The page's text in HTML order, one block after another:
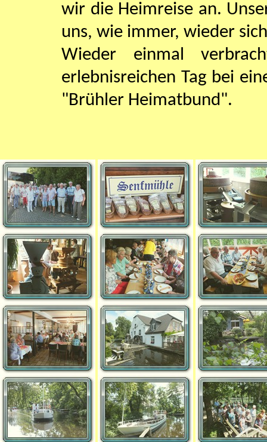
wir die Heimreise an.
uns, wie immer, wieder
Wieder einmal
erlebnisreichen Tag bei
"Brühler Heimatbund".